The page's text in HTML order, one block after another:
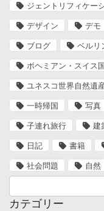
ジェントリフィケー
デザイン デモ
ブログ ベルリ
ボヘミアン・スイス
ユネスコ世界自然遺
一時帰国 写真
子連れ旅行 建
日記 書籍
社会問題 自然
カテゴリー